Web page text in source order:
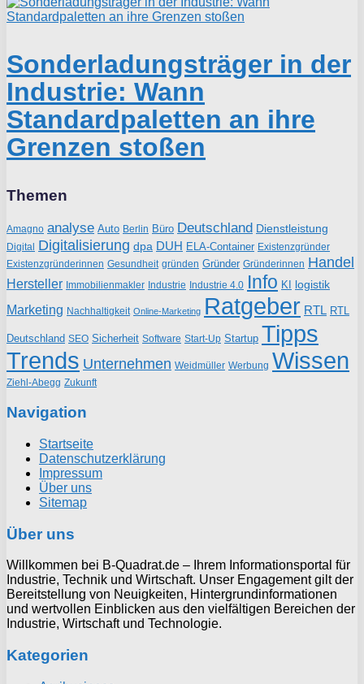
Sonderladungsträger in der
Industrie: Wann
Standardpaletten an ihre
Grenzen stoßen
Themen
Amagno analyse Auto Berlin Büro Deutschland Dienstleistung
Digital Digitalisierung dpa DUH ELA-Container Existenzgründer
Existenzgründerinnen Gesundheit gründen Gründer Gründerinnen Handel
Hersteller Immobilienmakler Industrie Industrie 4.0 Info KI logistik
Marketing Nachhaltigkeit Online-Marketing Ratgeber RTL RTL
Deutschland SEO Sicherheit Software Start-Up Startup Tipps
Trends Unternehmen Weidmüller Werbung Wissen
Ziehl-Abegg Zukunft
Navigation
Startseite
Datenschutzerklärung
Impressum
Über uns
Sitemap
Über uns
Willkommen bei B-Quadrat.de – Ihrem Informationsportal für
Industrie, Technik und Wirtschaft. Unser Engagement gilt der
Bereitstellung von Neuigkeiten, Hintergrundinformationen
und wertvollen Einblicken aus den vielfältigen Bereichen der
Industrie, Wirtschaft und Technologie.
Kategorien